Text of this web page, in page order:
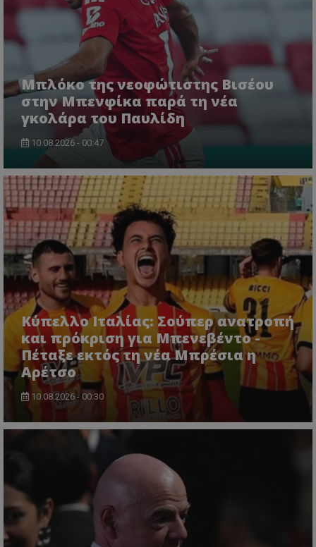
Μπλόκο της νεοφώτιστης Βισέου
στην Μπενφίκα παρά τη νέα
γκολάρα του Παυλίδη
10.08.2026 - 00:47
Κύπελλο Ιταλίας: Σούπερ ανατροπή
και πρόκριση για Μπενεβέντο -
Πέταξε εκτός τη νέα Μπρέσια η
Αρέτσο
10.08.2026 - 00:30